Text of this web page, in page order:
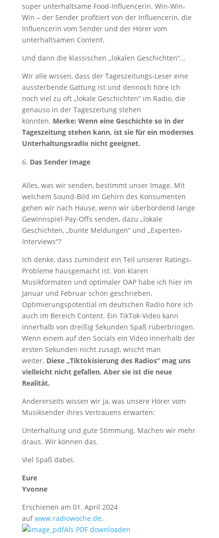
super unterhaltsame Food-Influencerin. Win-Win-
Win – der Sender profitiert von der Influencerin, die
Influencerin vom Sender und der Hörer vom
unterhaltsamen Content.
Und dann die klassischen „lokalen Geschichten“…
Wir alle wissen, dass der Tageszeitungs-Leser eine
aussterbende Gattung ist und dennoch höre ich
noch viel zu oft „lokale Geschichten“ im Radio, die
genauso in der Tageszeitung stehen
könnten. Merke: Wenn eine Geschichte so in der
Tageszeitung stehen kann, ist sie für ein modernes
Unterhaltungsradio nicht geeignet.
Das Sender Image
Alles, was wir senden, bestimmt unser Image. Mit
welchem Sound-Bild im Gehirn des Konsumenten
gehen wir nach Hause, wenn wir überbordend lange
Gewinnspiel-Pay-Offs senden, dazu „lokale
Geschichten, „bunte Meldungen“ und „Experten-
Interviews“?
Ich denke, dass zumindest ein Teil unserer Ratings-
Probleme hausgemacht ist. Von klaren
Musikformaten und optimaler OAP habe ich hier im
Januar und Februar schon geschrieben.
Optimierungspotential im deutschen Radio höre ich
auch im Bereich Content. Ein TikTok-Video kann
innerhalb von dreißig Sekunden Spaß rüberbringen.
Wenn einem auf den Socials ein Video innerhalb der
ersten Sekunden nicht zusagt, wischt man
weiter. Diese „Tiktokisierung des Radios“ mag uns
vielleicht nicht gefallen. Aber sie ist die neue
Realität.
Andererseits wissen wir ja, was unsere Hörer vom
Musiksender ihres Vertrauens erwarten:
Unterhaltung und gute Stimmung. Machen wir mehr
draus. Wir können das.
Viel Spaß dabei,
Eure
Yvonne
Erschienen am 01. April 2024
aufwww.radiowoche.de.
Als PDF downloaden